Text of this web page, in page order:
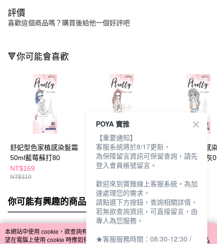
評價
喜歡這個商品嗎？購買後給他一個好評吧
🔻你可能會喜歡
舒妃型色家植感染髮霜
50ml藍莓蘇打80
NT$169
NT$319
舒妃型色家植感染髮霜
50ml野莓氣泡06
NT$169
舒妃型色家植感
50ml迷霧黑茶灰
你可能有興趣的商品 全站排行
熱門標籤
本網站中使用 cookie，欲查詢有關本網站使用 cookie 方式之詳情，及若您不希
望在電腦上使用 cookie 時應如何變更電腦的 cookie 設定，請參閱本網站「
隱私
POYA 寶雅
【重要通知】
客服系統將於8/17更新，
為保障留言資訊可保留查詢，請先
登入會員帳號留言。
歡迎來到寶雅線上客服系統。為加
速處理您的需求，
請點選下方按鈕，查詢相關詳情，
若無欲查詢資訊，可直接留言，由
專人為您服務。
★客服服務時間：08:30-12:30 /